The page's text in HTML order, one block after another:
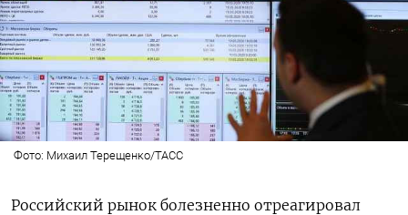
Фото: Михаил Терещенко/ТАСС
Российский рынок болезненно отреагировал